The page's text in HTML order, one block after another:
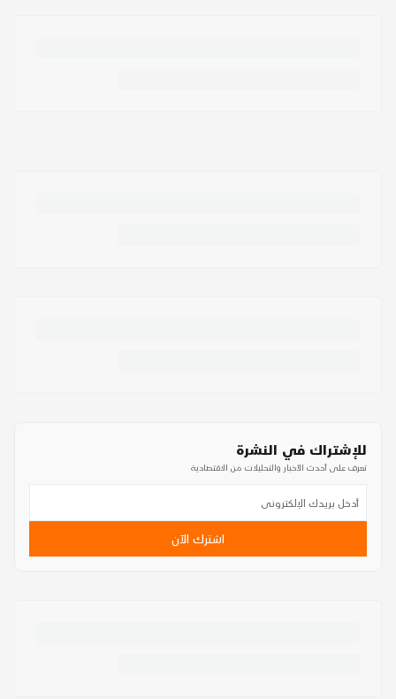
للإشتراك في النشرة
تعرف على أحدث الأخبار والتحليلات من الاقتصادية
اشترك الآن